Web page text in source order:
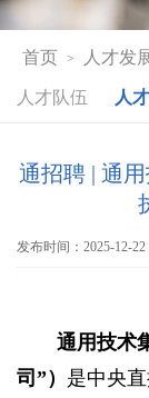
首页 > 人才发
人才队伍 人
通招聘 | 通
发布时间：2025-12-22
通用技术
司”） 是中央